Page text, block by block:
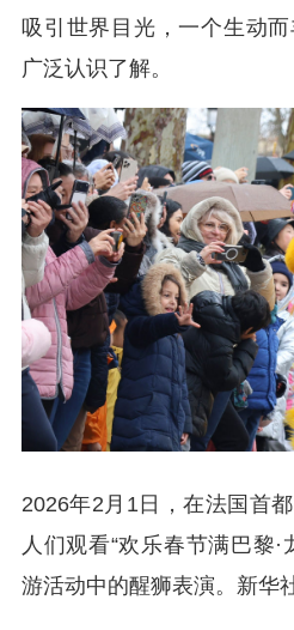
吸引世界目光，一个生动
广泛认识了解。
2026年2月1日，在法国首
人们观看“欢乐春节满巴黎
游活动中的醒狮表演。新华